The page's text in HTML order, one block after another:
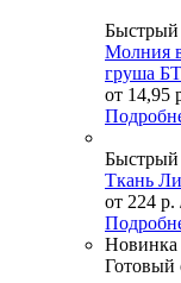
Быстрый
Молния
груша БТ
от 14,95
Быстрый
Ткань
от 224 р.
Новинка
Готовый